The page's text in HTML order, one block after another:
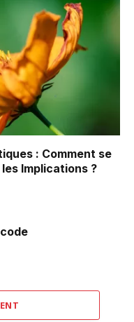
: Comment se
Implications ?